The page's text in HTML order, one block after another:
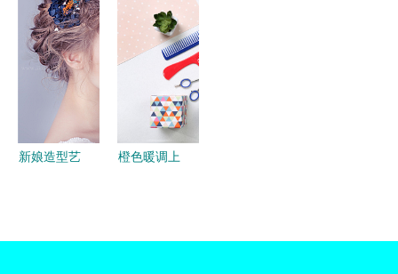
临汾晓东化
妆摄影培训
学校的化妆
造型艺术
师 总监化
妆师的独特
技艺与真诚
守护
新娘造型艺
橙色暖调上